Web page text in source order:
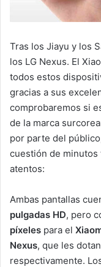
Tras los Jiayu y los
los LG Nexus. El
todos estos
gracias a sus
comprobaremos si
de la marca
por parte del
cuestión de minutos
atentos:
Ambas pantallas
pulgadas HD, pero
píxeles para el
Nexus, que les
respectivamente.